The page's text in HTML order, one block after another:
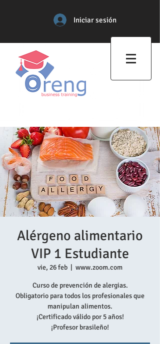
Iniciar sesión
Alérgeno alimentario
VIP 1 Estudiante
vie, 26 feb www.zoom.com
Curso de prevención de alergias.
Obligatorio para todos los profesionales que
manipulan alimentos.
¡Certificado válido por 5 años!
¡Profesor brasileño!